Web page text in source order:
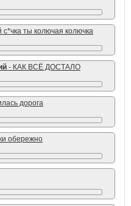
с*чка ты колючая колючка
- КАК ВСЁ ДОСТАЛО
дорога
обережно